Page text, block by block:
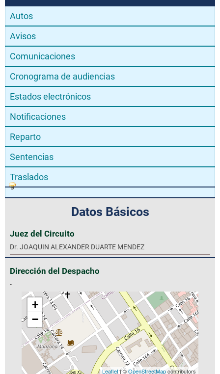
Autos
Avisos
Comunicaciones
Cronograma de audiencias
Estados electrónicos
Notificaciones
Reparto
Sentencias
Traslados
Datos Básicos
Juez del Circuito
Dr. JOAQUIN ALEXANDER DUARTE MENDEZ
Dirección del Despacho
-
+
−
Leaflet| ©OpenStreetMapcontributors